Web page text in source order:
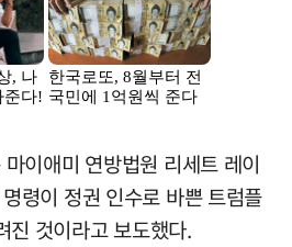
이애미 연방법원 리세트 레이
령이 정권 인수로 바쁜 트럼플
진 것이라고 보도했다.